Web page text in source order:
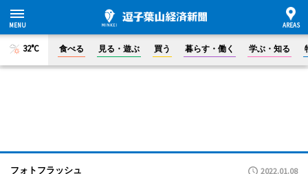
32°C 食べる 見る・遊ぶ 買う 暮らす・働く 学ぶ・知る
フォトフラッシュ 2022.01.08